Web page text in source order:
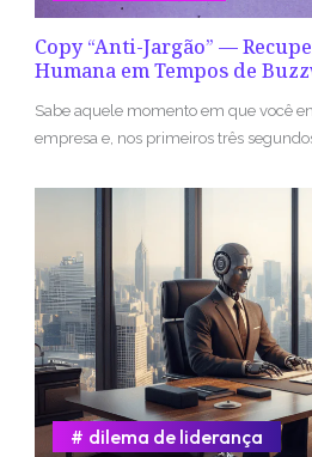
Copy “Anti-Jargão” —
Humana em Tempos de
Sabe aquele momento em que você
empresa e, nos primeiros três
dilema de liderança